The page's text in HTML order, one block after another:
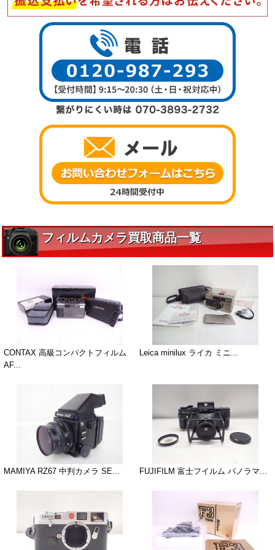
フィルムカメラ買取商品一覧
CONTAX 高級コンパクトフィルム
AF...
Leica minilux ライカ ミニ...
MAMIYA RZ67 中判カメラ SE... FUJIFILM 富士フイルム パノラマ...